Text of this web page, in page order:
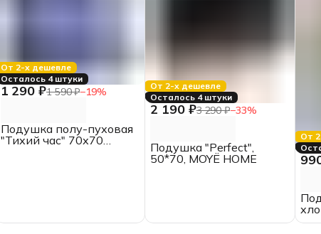
От 2-х дешевле
Осталось 4 штуки
1 290 ₽1 590 ₽−19%
Подушка полу-пуховая
"Тихий час" 70х70
От 2-х дешевле
Осталось 4 штуки
2 190 ₽3 290 ₽−33%
Подушка "Perfect",
50*70, MOYЁ HOME
От